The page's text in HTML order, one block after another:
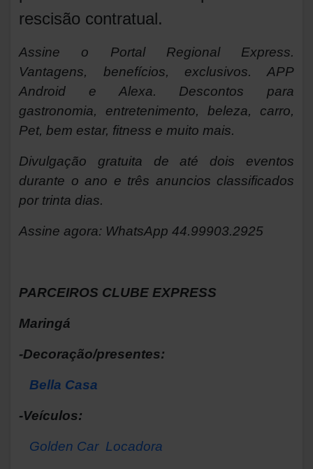
rescisão contratual.
Assine o Portal Regional Express.
Vantagens, benefícios, exclusivos. APP
Android e Alexa. Descontos para
gastronomia, entretenimento, beleza, carro,
Pet, bem estar, fitness e muito mais.
Divulgação gratuita de até dois eventos
durante o ano e três anuncios classificados
por trinta dias.
Assine agora: WhatsApp 44.99903.2925
PARCEIROS CLUBE EXPRESS
Maringá
-Decoração/presentes:
Bella Casa
-Veículos:
Golden Car Locadora